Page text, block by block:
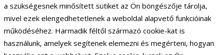
a szükségesnek minősített sütiket az Ön böngészője tárolja,
mivel ezek elengedhetetlenek a weboldal alapvető funkcióinak
működéséhez. Harmadik féltől származó cookie-kat is
használunk, amelyek segítenek elemezni és megérteni, hogyan